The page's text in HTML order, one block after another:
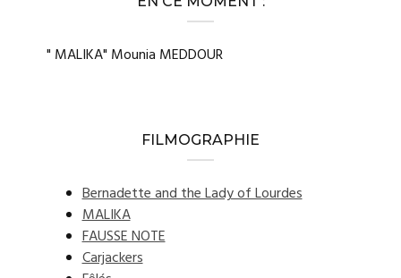
" MALIKA" Mounia MEDDOUR
FILMOGRAPHIE
Bernadette and the Lady of Lourdes
MALIKA
FAUSSE NOTE
Carjackers